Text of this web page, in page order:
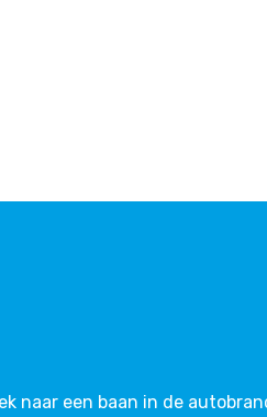
naar een baan in de